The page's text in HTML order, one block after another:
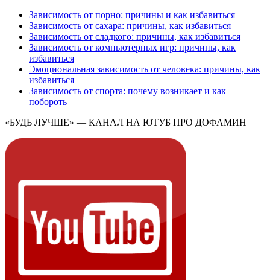
Зависимость от порно: причины и как избавиться
Зависимость от сахара: причины, как избавиться
Зависимость от сладкого: причины, как избавиться
Зависимость от компьютерных игр: причины, как
избавиться
Эмоциональная зависимость от человека: причины, как
избавиться
Зависимость от спорта: почему возникает и как
побороть
«БУДЬ ЛУЧШЕ» — КАНАЛ НА ЮТУБ ПРО ДОФАМИН